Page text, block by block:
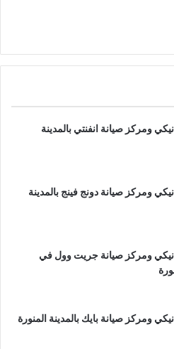
ومركز صيانة انفنتي بالمدينة
ومركز صيانة دونج فينج بالمدينة
ومركز صيانة جريت وول في
ومركز صيانة بايك بالمدينة المنورة